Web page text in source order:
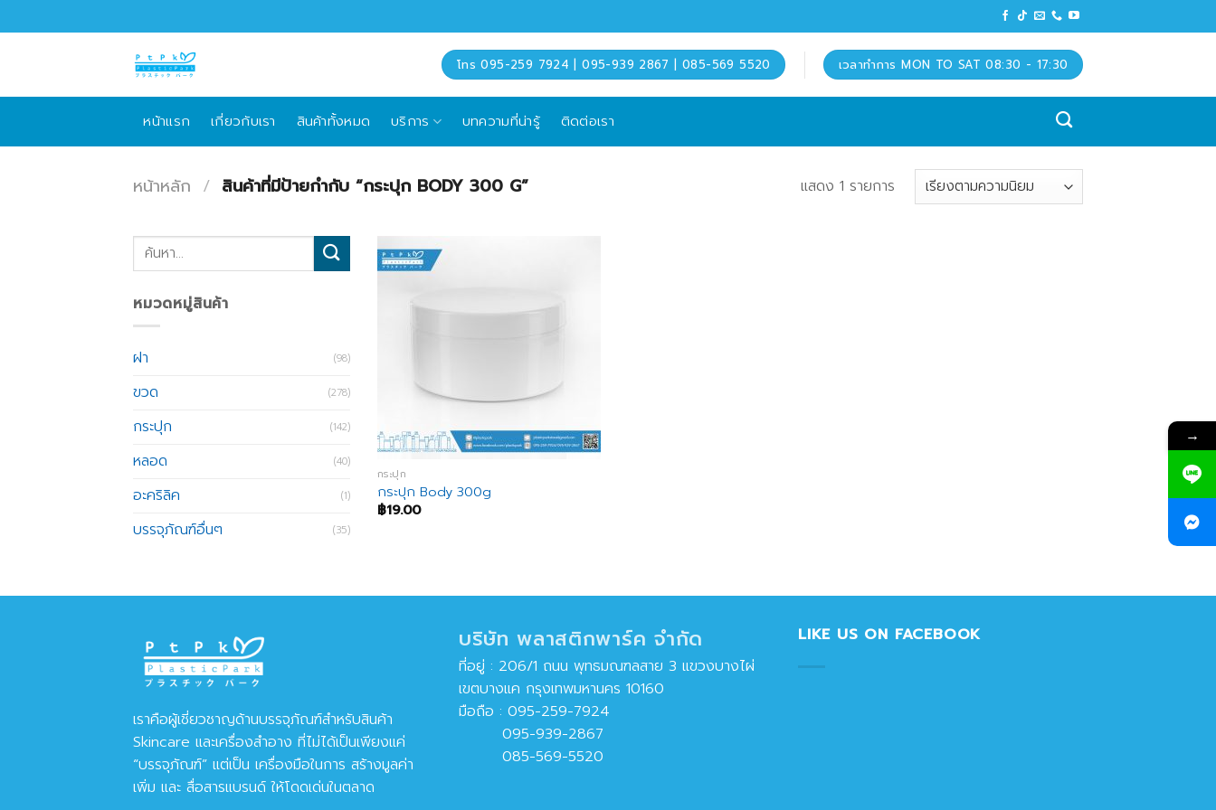
to
โทร 095-259 7924 | 095-939 2867 | 085-569 5520 เวลาทำการ MON TO SAT 08:30 - 17:30
หน้าแรก เกี่ยวกับเรา สินค้าทั้งหมด บริการ บทความที่น่ารู้ ติดต่อเรา
หน้าหลัก / สินค้าที่มีป้ายกำกับ “กระปุก BODY 300 G” แสดง 1 รายการ
ค้นหา:
หมวดหมู่สินค้า
ฝา (98)
ขวด (278)
กระปุก (142)
หลอด (40)
อะคริลิค (1)
บรรจุภัณฑ์อื่นๆ (35)
กระปุก
กระปุก Body 300g
฿19.00
เราคือผู้เชี่ยวชาญด้านบรรจุภัณฑ์สำหรับสินค้า
Skincare และเครื่องสำอาง ที่ไม่ได้เป็นเพียงแค่
“บรรจุภัณฑ์” แต่เป็น เครื่องมือในการ สร้างมูลค่า
เพิ่ม และ สื่อสารแบรนด์ ให้โดดเด่นในตลาด
บริษัท พลาสติกพาร์ค จำกัด
ที่อยู่ : 206/1 ถนน พุทธมณฑลสาย 3 แขวงบางไผ่
เขตบางแค กรุงเทพมหานคร 10160
มือถือ : 095-259-7924
095-939-2867
085-569-5520
LIKE US ON FACEBOOK
→